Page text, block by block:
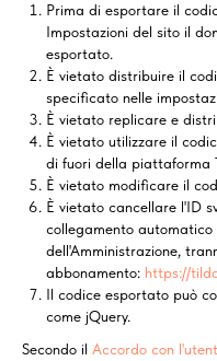
Prima di esportare il
Impostazioni del sito il
esportato.
È vietato distribuire il
specificato nelle
È vietato replicare e
È vietato utilizzare il
di fuori della piattaforma
È vietato modificare il
È vietato cancellare l'ID
collegamento
dell'Amministrazione,
abbonamento: https://
Il codice esportato può
come jQuery.
Secondo il Accordo con